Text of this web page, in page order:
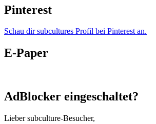
Pinterest
Schau dir subcultures Profil bei Pinterest an.
E-Paper
AdBlocker eingeschaltet?
Lieber subculture-Besucher,